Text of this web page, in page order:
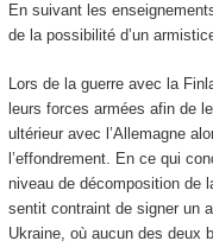
En suivant les
de la possibilité d’un
Lors de la guerre avec la
leurs forces armées afin de
ultérieur avec l’Allemagne
l’effondrement. En ce qui
niveau de décomposition de
sentit contraint de signer un
Ukraine, où aucun des deux